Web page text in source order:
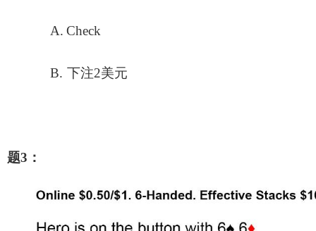
A. Check
B. 下注2美元
题3：